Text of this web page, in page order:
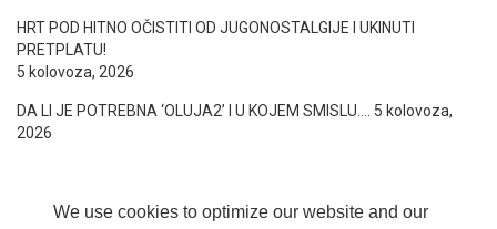
We use cookies to optimize our website and our
HRT POD HITNO OČISTITI OD JUGONOSTALGIJE I UKINUTI
PRETPLATU!
5 kolovoza, 2026
DA LI JE POTREBNA ‘OLUJA2’ I U KOJEM SMISLU….
5 kolovoza,
2026